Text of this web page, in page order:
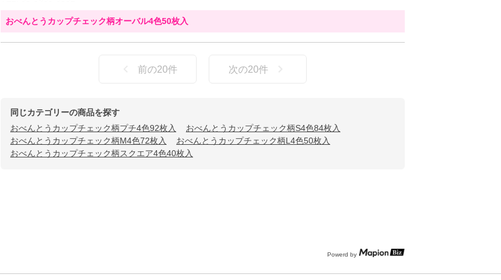
おべんとうカップチェック柄オーバル4色50枚入
前の20件 次の20件
同じカテゴリーの商品を探す
おべんとうカップチェック柄プチ4色92枚入
おべんとうカップチェック柄S4色84枚入
おべんとうカップチェック柄M4色72枚入
おべんとうカップチェック柄L4色50枚入
おべんとうカップチェック柄スクエア4色40枚入
Powerd by